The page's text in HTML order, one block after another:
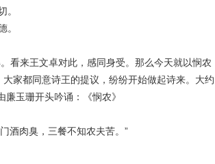
来王文卓对此，感同身受。那么今天就以悯农
家都同意诗王的提议，纷纷开始做起诗来。大约
玉珊开头吟诵：《悯农》
臭，三餐不知农夫苦。”